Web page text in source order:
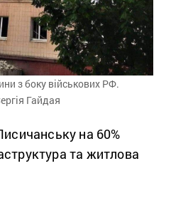
з боку військових РФ.
Гайдая
на 60%
та житлова